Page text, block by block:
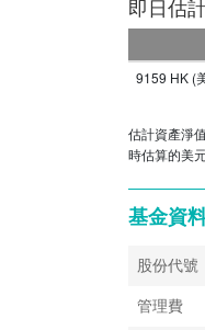
累計單
估計資產淨
時估算的美
基金資
股份代號
管理費